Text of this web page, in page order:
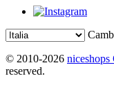
© 2010-2026 niceshops
reserved.